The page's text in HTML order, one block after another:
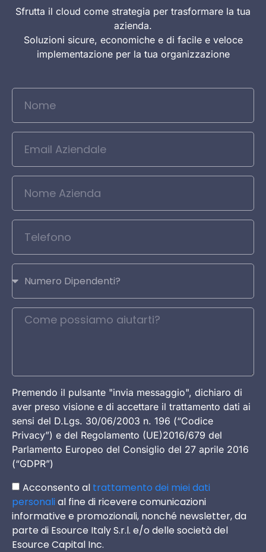
Sfrutta il cloud come strategia per trasformare la tua
azienda.
Soluzioni sicure, economiche e di facile e veloce
implementazione per la tua organizzazione
Premendo il pulsante "invia messaggio", dichiaro di
aver preso visione e di accettare il trattamento dati ai
sensi del D.Lgs. 30/06/2003 n. 196 (“Codice
Privacy”) e del Regolamento (UE)2016/679 del
Parlamento Europeo del Consiglio del 27 aprile 2016
(“GDPR”)
Acconsento al trattamento dei miei dati
personalial fine di ricevere comunicazioni
informative e promozionali, nonché newsletter, da
parte di Esource Italy S.r.l. e/o delle società del
Esource Capital Inc.